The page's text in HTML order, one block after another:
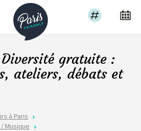
à Paris
Musique
gratuite :
ateliers, débats et